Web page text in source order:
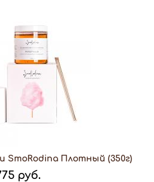
SmoRodina Плотный (350г)
руб.